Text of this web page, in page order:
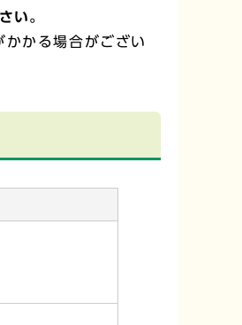
い。
かる場合がござい